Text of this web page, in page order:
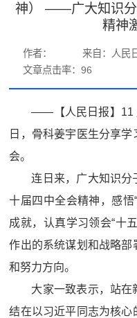
神） ——广大知识分
精神
作者： 来自：人民
文章点击率：96
——【人民日报】11
日，骨科姜宇医生分享
会。
连日来，广大知识分
十届四中全会精神，感悟
成就，认真学习领会“十
作出的系统谋划和战略
和努力方向。
大家一致表示，站在
结在以习近平同志为核